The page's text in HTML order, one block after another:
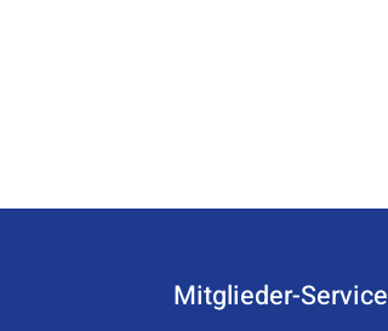
Mitglieder-Service